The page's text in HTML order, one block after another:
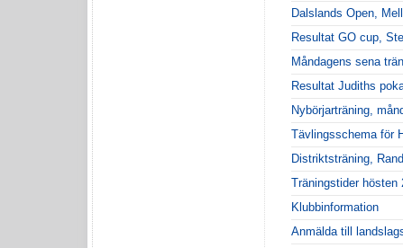
Dalslands Open,
Resultat GO cup,
Måndagens sena
Resultat Judiths
Nybörjarträning,
Tävlingsschema för
Distriktsträning,
Träningstider hösten
Klubbinformation
Anmälda till